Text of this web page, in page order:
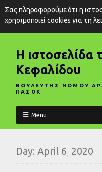
Η ιστοσελίδα
Κεφαλίδου
ΒΟΥΛΕΥΤΗΣ ΝΟΜΟΥ
ΠΑΣΟΚ
Menu
Day: April 6, 2020
Σας πληροφορούμε ότι η
χρησιμοποιεί cookies για τη